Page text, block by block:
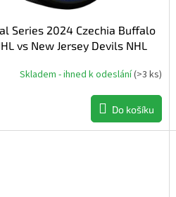
Series 2024 Czechia Buffalo
vs New Jersey Devils NHL
Skladem - ihned k odeslání(>3 ks)
Do košíku